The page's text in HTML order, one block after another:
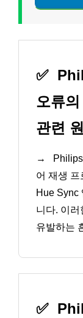
✅
오류
관련
→
어 재생 프
Hue Sync
니다. 이
유발하는
✅